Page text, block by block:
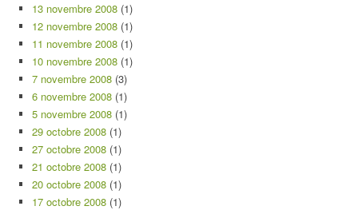
13 novembre 2008 (1)
12 novembre 2008 (1)
11 novembre 2008 (1)
10 novembre 2008 (1)
7 novembre 2008 (3)
6 novembre 2008 (1)
5 novembre 2008 (1)
29 octobre 2008 (1)
27 octobre 2008 (1)
21 octobre 2008 (1)
20 octobre 2008 (1)
17 octobre 2008 (1)